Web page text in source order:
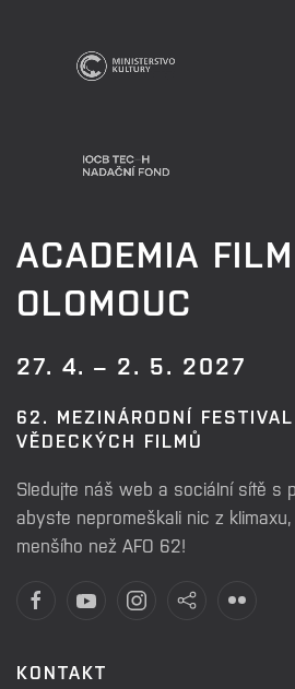
ACADEMIA FILM
OLOMOUC
27. 4. – 2. 5. 2027
62. MEZINÁRODNÍ
VĚDECKÝCH FILMŮ
Sledujte náš web a sociální sítě s
abyste nepromeškali nic z
menšího než AFO 62!
KONTAKT